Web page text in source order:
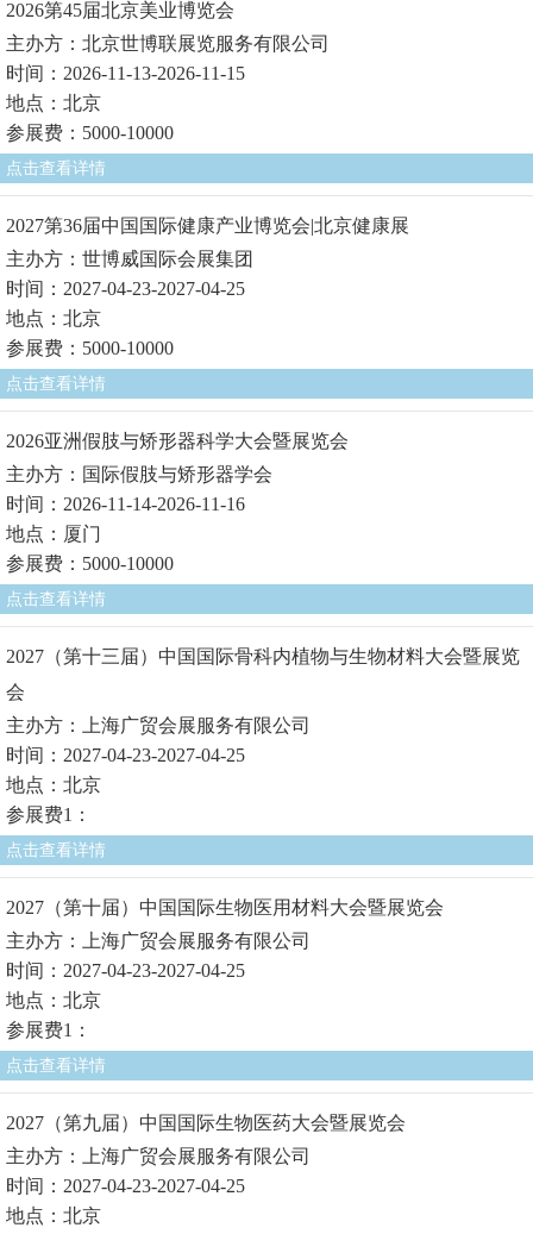
2026第45届北京美业博览会
主办方：北京世博联展览服务有限公司
时间：2026-11-13-2026-11-15
地点：北京
参展费：5000-10000
点击查看详情
2027第36届中国国际健康产业博览会|北京健康展
主办方：世博威国际会展集团
时间：2027-04-23-2027-04-25
地点：北京
参展费：5000-10000
点击查看详情
2026亚洲假肢与矫形器科学大会暨展览会
主办方：国际假肢与矫形器学会
时间：2026-11-14-2026-11-16
地点：厦门
参展费：5000-10000
点击查看详情
2027（第十三届）中国国际骨科内植物与生物材料大会暨展览
会
主办方：上海广贸会展服务有限公司
时间：2027-04-23-2027-04-25
地点：北京
参展费1：
点击查看详情
2027（第十届）中国国际生物医用材料大会暨展览会
主办方：上海广贸会展服务有限公司
时间：2027-04-23-2027-04-25
地点：北京
参展费1：
点击查看详情
2027（第九届）中国国际生物医药大会暨展览会
主办方：上海广贸会展服务有限公司
时间：2027-04-23-2027-04-25
地点：北京